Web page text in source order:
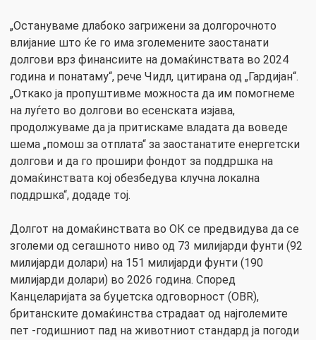
„Остануваме длабоко загрижени за долгорочното
влијание што ќе го има зголемените заостанати
долгови врз финансиите на домаќинствата во 2024
година и понатаму“, рече Чидл, цитирана од „Гардијан“.
„Откако ја пропуштивме можноста да им помогнеме
на луѓето во долгови во есенската изјава,
продолжуваме да ја притискаме владата да воведе
шема „помош за отплата“ за заостанатите енергетски
долгови и да го прошири фондот за поддршка на
домаќинствата кој обезбедува клучна локална
поддршка“, додаде тој.
Долгот на домаќинствата во ОК се предвидува да се
зголеми од сегашното ниво од 73 милијарди фунти (92
милијарди долари) на 151 милијарди фунти (190
милијарди долари) во 2026 година. Според
Канцеларијата за буџетска одговорност (OBR),
британските домаќинства страдаат од најголемите
пет -годишниот пад на животниот стандард ја погоди